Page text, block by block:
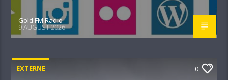
Gold FM Radio
9 AUGUST 2026
EXTERNE 0